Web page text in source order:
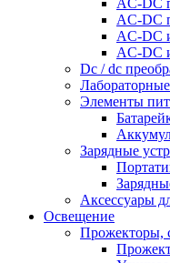
AC-DC
AC-DC
AC-DC
Dc / dc
Элементы
Зарядные
Аксессуары
Освещение
Прожекторы,